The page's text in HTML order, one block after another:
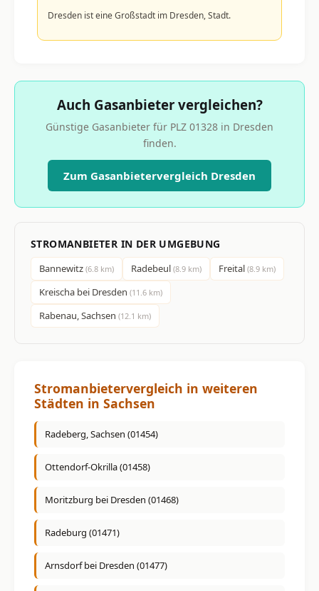
Dresden ist eine Großstadt im Dresden, Stadt.
Auch Gasanbieter vergleichen?
Günstige Gasanbieter für PLZ 01328 in Dresden
finden.
Zum Gasanbietervergleich Dresden
STROMANBIETER IN DER UMGEBUNG
Bannewitz (6.8 km) Radebeul (8.9 km) Freital (8.9 km)
Kreischa bei Dresden (11.6 km)
Rabenau, Sachsen (12.1 km)
Stromanbietervergleich in weiteren
Städten in Sachsen
Radeberg, Sachsen (01454)
Ottendorf-Okrilla (01458)
Moritzburg bei Dresden (01468)
Radeburg (01471)
Arnsdorf bei Dresden (01477)